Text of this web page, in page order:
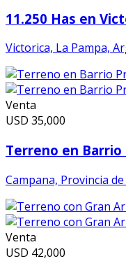
11.250 Has en
Victorica, La Pampa,
Venta
USD 35,000
Terreno en Barrio
Campana, Provincia
Venta
USD 42,000